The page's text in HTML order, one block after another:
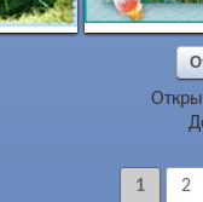
1 2